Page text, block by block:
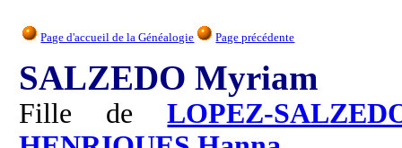
Page d'accueil de la Généalogie Page précédente
SALZEDO Myriam
Fille deLOPEZ-